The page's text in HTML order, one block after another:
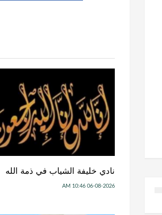
نادي خليفة الشياب في ذمة الله
06-08-2026 10:46 AM